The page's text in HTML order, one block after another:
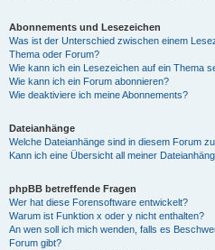
Abonnements und Lesezeichen
Was ist der Unterschied zwischen einem
Thema oder Forum?
Wie kann ich ein Lesezeichen auf ein Thema
Wie kann ich ein Forum abonnieren?
Wie deaktiviere ich meine Abonnements?
Dateianhänge
Welche Dateianhänge sind in diesem Forum
Kann ich eine Übersicht all meiner
phpBB betreffende Fragen
Wer hat diese Forensoftware entwickelt?
Warum ist Funktion x oder y nicht enthalten?
An wen soll ich mich wenden, falls es
Forum gibt?